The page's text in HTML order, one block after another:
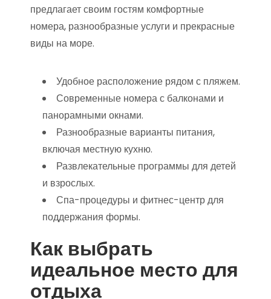
предлагает своим гостям комфортные
номера, разнообразные услуги и прекрасные
виды на море.
Удобное расположение рядом с пляжем.
Современные номера с балконами и
панорамными окнами.
Разнообразные варианты питания,
включая местную кухню.
Развлекательные программы для детей
и взрослых.
Спа-процедуры и фитнес-центр для
поддержания формы.
Как выбрать
идеальное место для
отдыха